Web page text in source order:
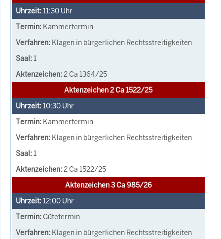
11:30 Uhr
Kammertermin
Klagen in bürgerlichen Rechtsstreitigkeiten
1
2 Ca 1364/25
Aktenzeichen 2 Ca 1522/25
10:30 Uhr
Kammertermin
Klagen in bürgerlichen Rechtsstreitigkeiten
1
2 Ca 1522/25
Aktenzeichen 3 Ca 985/26
12:00 Uhr
Gütetermin
Klagen in bürgerlichen Rechtsstreitigkeiten